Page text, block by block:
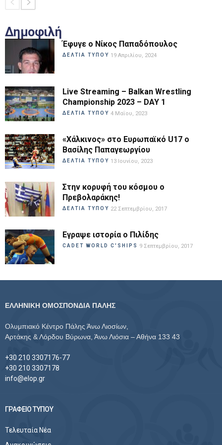
Δημοφιλή
Έφυγε ο Νίκος Παπαδόπουλος
ΔΕΛΤΙΑ ΤΥΠΟΥ 19 Απριλίου, 2024
Live Streaming – Balkan Wrestling
Championship 2023 – DAY 1
ΔΕΛΤΙΑ ΤΥΠΟΥ 4 Μαΐου, 2023
«Χάλκινος» στο Ευρωπαϊκό U17 ο
Βασίλης Παπαγεωργίου
ΔΕΛΤΙΑ ΤΥΠΟΥ 13 Ιουνίου, 2023
Στην κορυφή του κόσμου ο
Πρεβολαράκης!
ΔΕΛΤΙΑ ΤΥΠΟΥ 22 Σεπτεμβρίου, 2017
Εγραψε ιστορία ο Πιλίδης
CADET WORLD C'SHIPS 9 Σεπτεμβρίου, 2017
ΕΛΛΗΝΙΚΗ ΟΜΟΣΠΟΝΔΙΑ ΠΑΛΗΣ
Ολυμπιακό Κέντρο Πάλης Άνω Λιοσίων,
Αρτάκης & Λόρδου Βύρωνα, Άνω Λιόσια – Αθήνα 133 43
+30 210 3307176-77
+30 210 3307178
info@elop.gr
ΓΡΑΦΕΙΟ ΤΥΠΟΥ
Τελευταία Νέα